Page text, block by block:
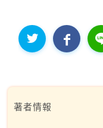
著者情報